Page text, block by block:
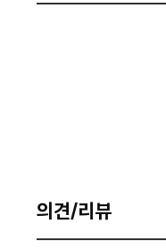
의견/리뷰